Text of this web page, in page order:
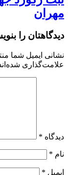
مهران
دیدگاهتان را
نشانی ایمیل شما
علامت‌گذاری
دیدگاه *
نام *
ایمیل *